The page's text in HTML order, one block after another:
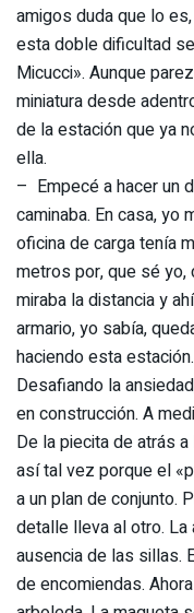
amigos duda que lo
esta doble dificultad
Micucci». Aunque
miniatura desde
de la estación que ya
ella.
– Empecé a hacer un
caminaba. En casa, yo
oficina de carga tenía
metros por, que sé yo,
miraba la distancia y
armario, yo sabía,
haciendo esta estación.
Desafiando la
en construcción. A
De la piecita de atrás
así tal vez porque el
a un plan de conjunto.
detalle lleva al otro. La
ausencia de las sillas.
de encomiendas.